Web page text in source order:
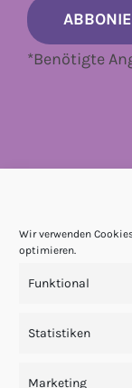
Wir verwenden
optimieren.
Funktional
Statistiken
Marketing
*Benötigte